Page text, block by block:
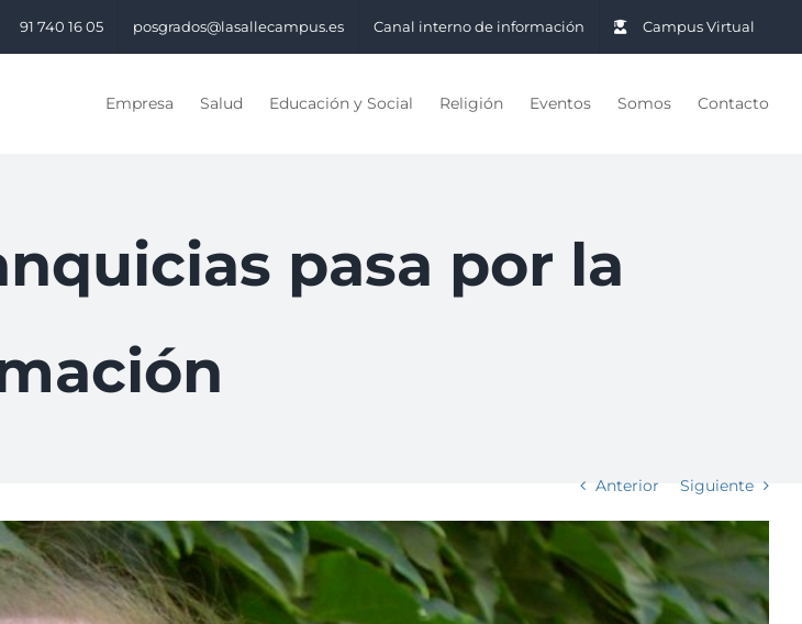
91 740 16 05 posgrados@lasallecampus.es Canal interno de información Campus Virtual
Empresa Salud Educación y Social Religión Eventos Somos Contacto
pasa por la
Anterior Siguiente